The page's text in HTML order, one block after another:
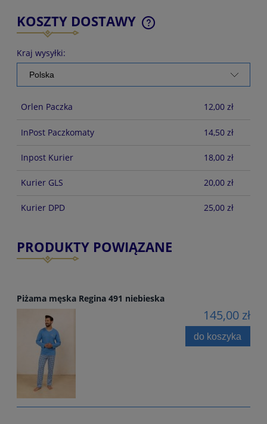
KOSZTY DOSTAWY
CENA NIE ZAWIERA EWENTUALNYCH KOSZTÓW
PŁATNOŚCI
Kraj wysyłki:
Orlen Paczka 12,00 zł
InPost Paczkomaty 14,50 zł
Inpost Kurier 18,00 zł
Kurier GLS 20,00 zł
Kurier DPD 25,00 zł
PRODUKTY POWIĄZANE
Piżama męska Regina 491 niebieska
145,00 zł
do koszyka